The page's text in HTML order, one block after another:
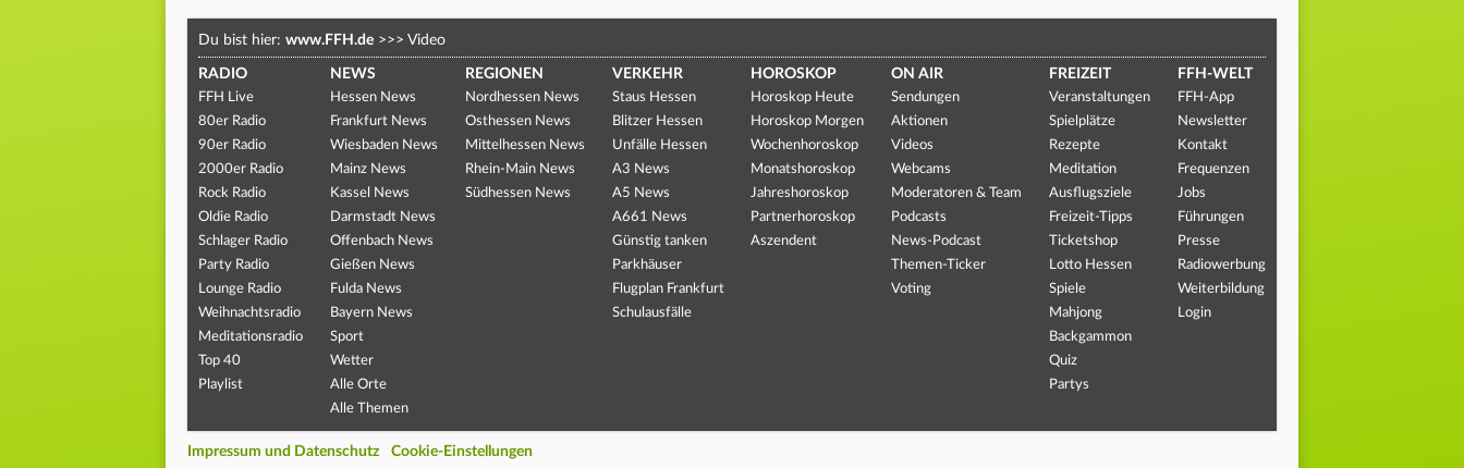
Du bist hier: www.FFH.de >>> Video
RADIO
FFH Live
80er Radio
90er Radio
2000er Radio
Rock Radio
Oldie Radio
Schlager Radio
Party Radio
Lounge Radio
Weihnachtsradio
Meditationsradio
Top 40
Playlist
NEWS
Hessen News
Frankfurt News
Wiesbaden News
Mainz News
Kassel News
Darmstadt News
Offenbach News
Gießen News
Fulda News
Bayern News
Sport
Wetter
Alle Orte
Alle Themen
REGIONEN
Nordhessen News
Osthessen News
Mittelhessen News
Rhein-Main News
Südhessen News
VERKEHR
Staus Hessen
Blitzer Hessen
Unfälle Hessen
A3 News
A5 News
A661 News
Günstig tanken
Parkhäuser
Flugplan Frankfurt
Schulausfälle
HOROSKOP
Horoskop Heute
Horoskop Morgen
Wochenhoroskop
Monatshoroskop
Jahreshoroskop
Partnerhoroskop
Aszendent
ON AIR
Sendungen
Aktionen
Videos
Webcams
Moderatoren & Team
Podcasts
News-Podcast
Themen-Ticker
Voting
FREIZEIT
Veranstaltungen
Spielplätze
Rezepte
Meditation
Ausflugsziele
Freizeit-Tipps
Ticketshop
Lotto Hessen
Spiele
Mahjong
Backgammon
Quiz
Partys
FFH-WELT
FFH-App
Newsletter
Kontakt
Frequenzen
Jobs
Führungen
Presse
Radiowerbung
Weiterbildung
Login
Impressum und Datenschutz Cookie-Einstellungen